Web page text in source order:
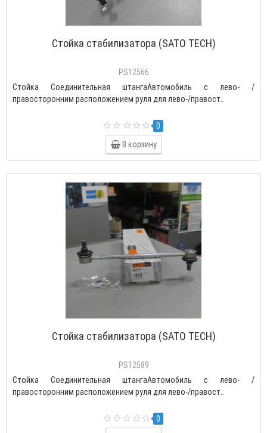
Cтойка стабилизатора (SATO TECH)
PS12566
Стойка Соединительная штангаАвтомобиль с лево- /
правосторонним расположением руля для лево-/правост..
0
В корзину
Cтойка стабилизатора (SATO TECH)
PS12589
Стойка Соединительная штангаАвтомобиль с лево- /
правосторонним расположением руля для лево-/правост..
0